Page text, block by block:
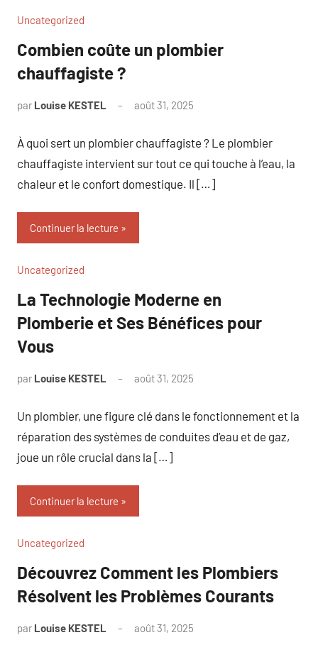
Uncategorized
Combien coûte un plombier
chauffagiste ?
par Louise KESTEL août 31, 2025
À quoi sert un plombier chauffagiste ? Le plombier
chauffagiste intervient sur tout ce qui touche à l’eau, la
chaleur et le confort domestique. Il […]
Continuer la lecture
Uncategorized
La Technologie Moderne en
Plomberie et Ses Bénéfices pour
Vous
par Louise KESTEL août 31, 2025
Un plombier, une figure clé dans le fonctionnement et la
réparation des systèmes de conduites d’eau et de gaz,
joue un rôle crucial dans la […]
Continuer la lecture
Uncategorized
Découvrez Comment les Plombiers
Résolvent les Problèmes Courants
par Louise KESTEL août 31, 2025